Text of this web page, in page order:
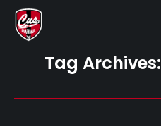
Tag Archives: